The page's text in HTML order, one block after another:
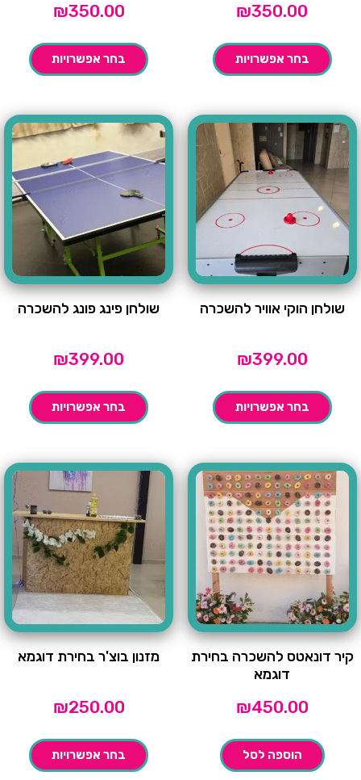
₪350.00
בחר אפשרויות
₪350.00
בחר אפשרויות
שולחן הוקי אוויר להשכרה
₪399.00
בחר אפשרויות
שולחן פינג פונג להשכרה
₪399.00
בחר אפשרויות
קיר דונאטס להשכרה בחירת
דוגמא
₪450.00
הוספה לסל
מזנון בוצ'ר בחירת דוגמא
₪250.00
בחר אפשרויות